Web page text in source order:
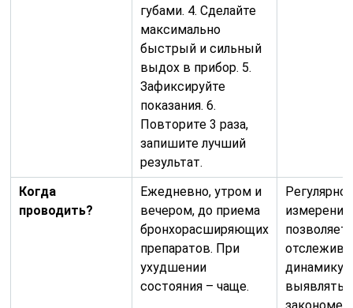
губами. 4. Сделайте
максимально
быстрый и сильный
выдох в прибор. 5.
Зафиксируйте
показания. 6.
Повторите 3 раза,
запишите лучший
результат.
Когда
проводить?
Ежедневно, утром и
вечером, до приема
бронхорасширяющих
препаратов. При
ухудшении
состояния – чаще.
измерений
позволяет
динамику
выявлять